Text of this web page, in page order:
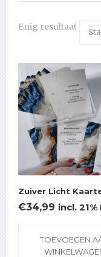
Enig resultaat
Zuiver Licht
€34,99 incl. 21%
TOEVOEGEN